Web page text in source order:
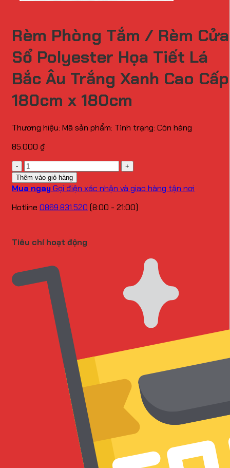
Rèm Phòng Tắm / Rèm Cửa
Sổ Polyester Họa Tiết Lá
Bắc Âu Trắng Xanh Cao Cấp
180cm x 180cm
Thương hiệu: Mã sản phẩm: Tình trạng: Còn hàng
85.000 ₫
Số
lượng
Thêm vào giỏ hàng
Mua ngayGọi điện xác nhận và giao hàng tận nơi
Hotline 0869.831.520 (8:00 - 21:00)
Tiêu chí hoạt động